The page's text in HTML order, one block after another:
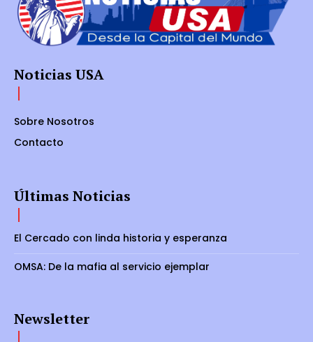
Noticias USA
Sobre Nosotros
Contacto
Últimas Noticias
El Cercado con linda historia y esperanza
OMSA: De la mafia al servicio ejemplar
Newsletter